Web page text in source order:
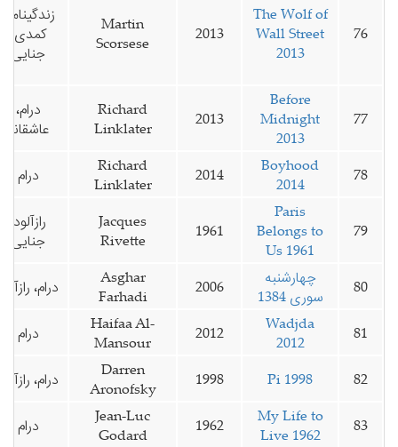
76
The Wolf of
Wall Street
2013
2013
Martin
Scorsese
زندگینامه،
کمدی،
جنایی
77
Before
Midnight
2013
2013
Richard
Linklater
درام،
عاشقانه
78
Boyhood
2014
2014
Richard
Linklater
درام
79
Paris
Belongs to
Us 1961
1961
Jacques
Rivette
رازآلود،
جنایی
80
چهارشنبه
سوری 1384
2006
Asghar
Farhadi
درام،
81
Wadjda
2012
2012
Haifaa Al-
Mansour
درام
82
Pi 1998
1998
Darren
Aronofsky
درام،
83
My Life to
Live 1962
1962
Jean-Luc
Godard
درام